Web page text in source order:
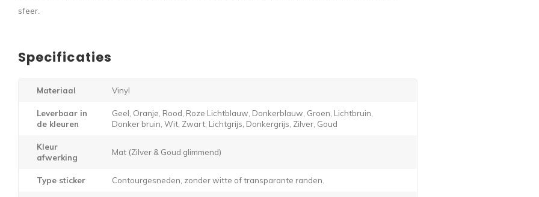
sfeer.
Specificaties
Materiaal Vinyl
Leverbaar in
de kleuren
Geel, Oranje, Rood, Roze Lichtblauw, Donkerblauw, Groen, Lichtbruin,
Donker bruin, Wit, Zwart, Lichtgrijs, Donkergrijs, Zilver, Goud
Kleur
afwerking
Mat (Zilver & Goud glimmend)
Type sticker Contourgesneden, zonder witte of transparante randen.